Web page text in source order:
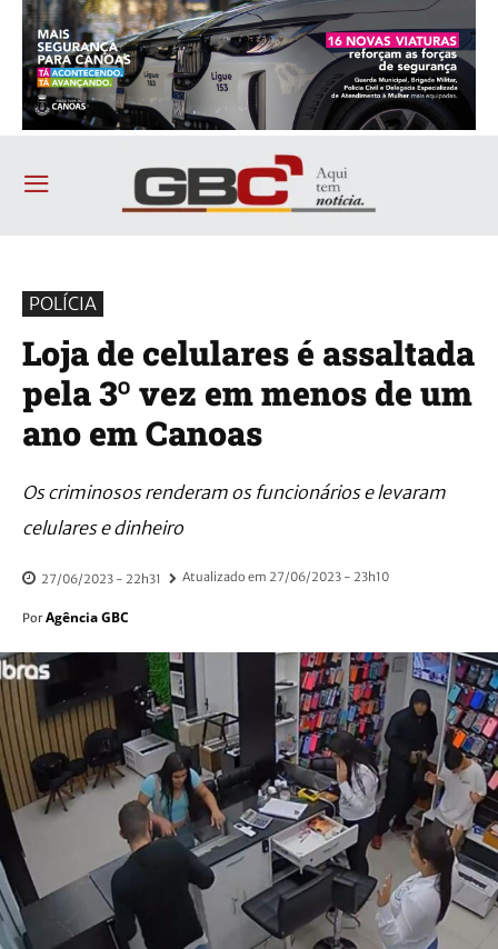
POLÍCIA
Loja de celulares é assaltada
pela 3º vez em menos de um
ano em Canoas
Os criminosos renderam os funcionários e levaram
celulares e dinheiro
27/06/2023 - 22h31 Atualizado em 27/06/2023 - 23h10
Por Agência GBC